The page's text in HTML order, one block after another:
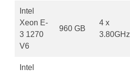
Intel
Xeon E-
3 1270
V6
960 GB
4 x
3.80GHz
Intel